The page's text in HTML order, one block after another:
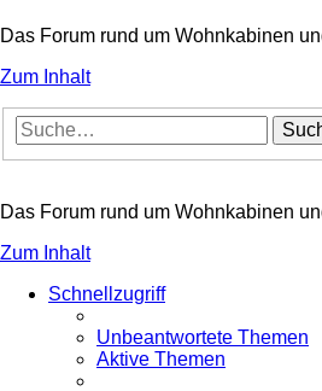
Das Forum rund um Wohnkabinen
Zum Inhalt
Das Forum rund um Wohnkabinen
Zum Inhalt
Schnellzugriff
Unbeantwortete Themen
Aktive Themen